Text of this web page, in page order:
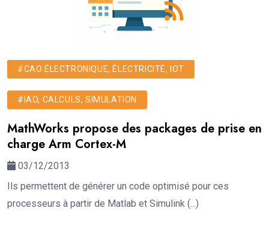
#CAO ÉLECTRONIQUE, ÉLECTRICITÉ, IOT
#IAO, CALCULS, SIMULATION
MathWorks propose des packages de prise en
charge Arm Cortex-M
03/12/2013
Ils permettent de générer un code optimisé pour ces
processeurs à partir de Matlab et Simulink (...)